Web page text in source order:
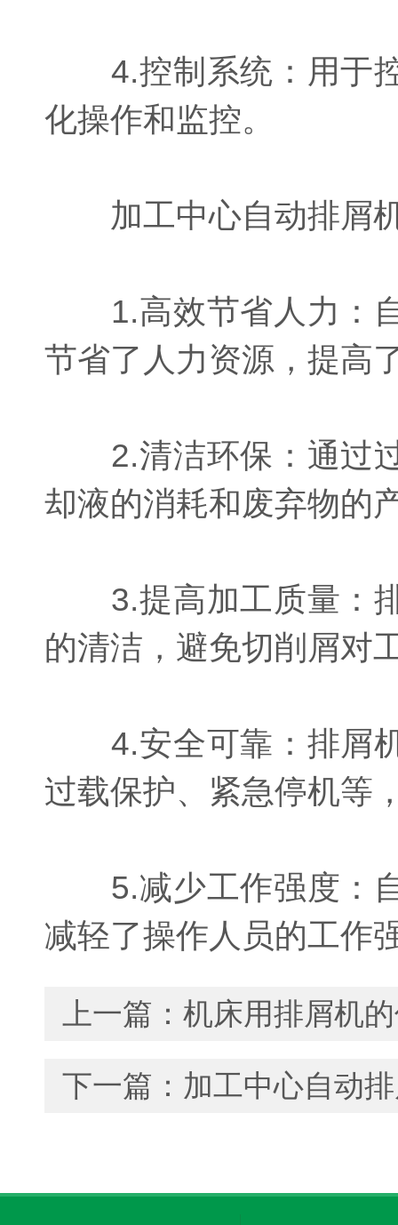
4.控制系统：用于控
化操作和监控。
加工中心自动排屑机
1.高效节省人力：自
节省了人力资源，提高
2.清洁环保：通过过
却液的消耗和废弃物的
3.提高加工质量：排
的清洁，避免切削屑对
4.安全可靠：排屑机
过载保护、紧急停机等
5.减少工作强度：自
减轻了操作人员的工作
上一篇： 机床用排屑机
下一篇： 加工中心自动